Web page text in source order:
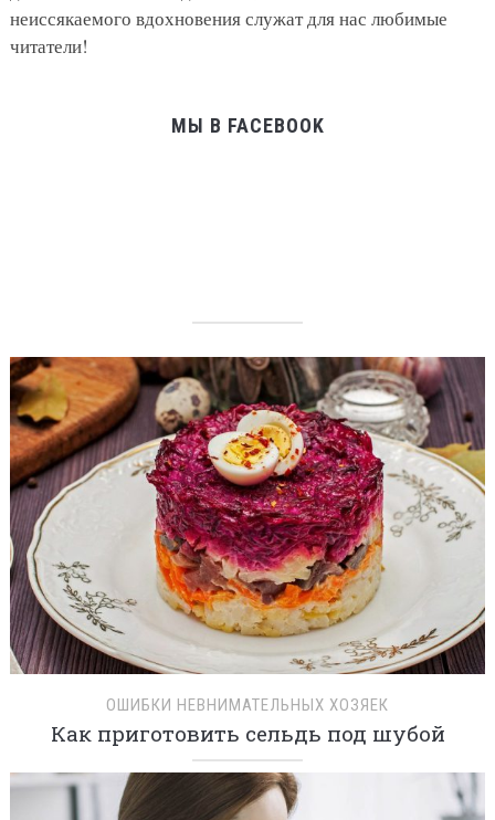
неиссякаемого вдохновения служат для нас любимые
читатели!
МЫ В FACEBOOK
ОШИБКИ НЕВНИМАТЕЛЬНЫХ ХОЗЯЕК
Как приготовить сельдь под шубой